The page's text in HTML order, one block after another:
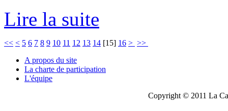
Lire la suite
<< < 5 6 7 8 9 10 11 12 13 14 [15] 16 > >>
A propos du site
La charte de participation
L'équipe
Copyright © 2011 La